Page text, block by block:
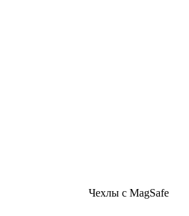
Чехлы с MagSafe